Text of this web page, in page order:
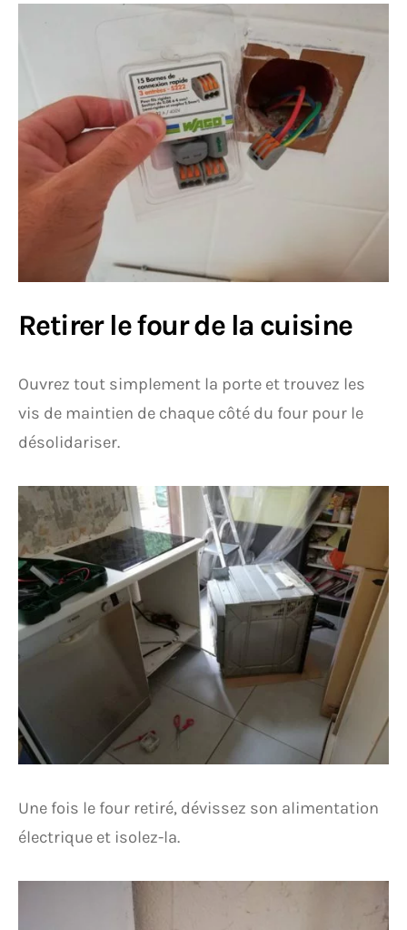
Retirer le four de la cuisine
Ouvrez tout simplement la porte et trouvez les
vis de maintien de chaque côté du four pour le
désolidariser.
Une fois le four retiré, dévissez son alimentation
électrique et isolez-la.